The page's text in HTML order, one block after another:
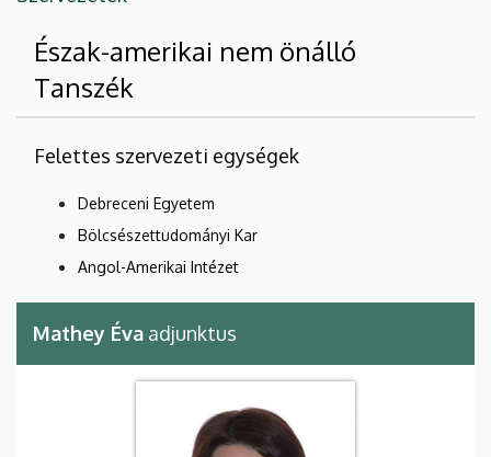
Észak-amerikai nem önálló
Tanszék
Felettes szervezeti egységek
Debreceni Egyetem
Bölcsészettudományi Kar
Angol-Amerikai Intézet
Mathey Éva adjunktus